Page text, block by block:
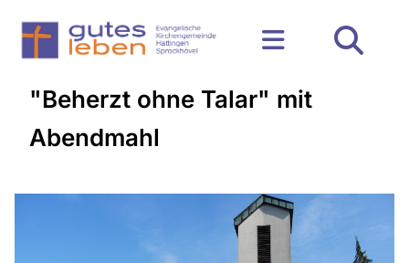
"Beherzt ohne Talar" mit
Abendmahl